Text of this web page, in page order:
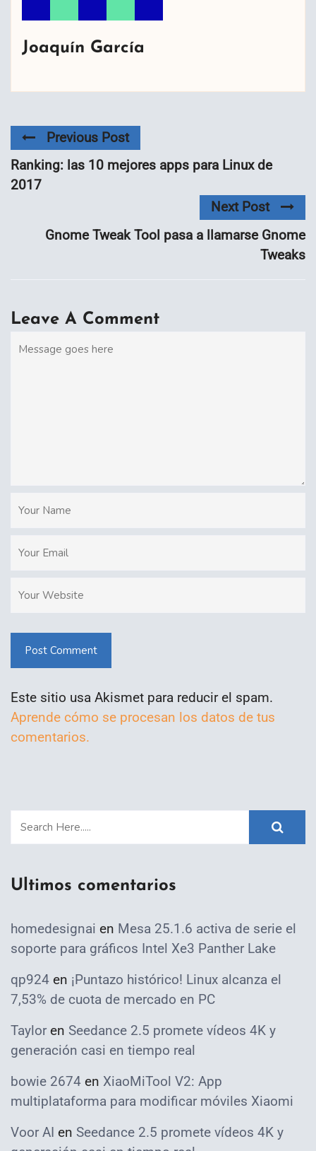
Joaquín García
Previous Post
Ranking: las 10 mejores apps para Linux de
2017
Next Post
Gnome Tweak Tool pasa a llamarse Gnome
Tweaks
Leave A Comment
Post Comment
Este sitio usa Akismet para reducir el spam.
Aprende cómo se procesan los datos de tus
comentarios.
Ultimos comentarios
homedesignai en Mesa 25.1.6 activa de serie el
soporte para gráficos Intel Xe3 Panther Lake
qp924 en ¡Puntazo histórico! Linux alcanza el
7,53% de cuota de mercado en PC
Taylor en Seedance 2.5 promete vídeos 4K y
generación casi en tiempo real
bowie 2674 en XiaoMiTool V2: App
multiplataforma para modificar móviles Xiaomi
Voor AI en Seedance 2.5 promete vídeos 4K y